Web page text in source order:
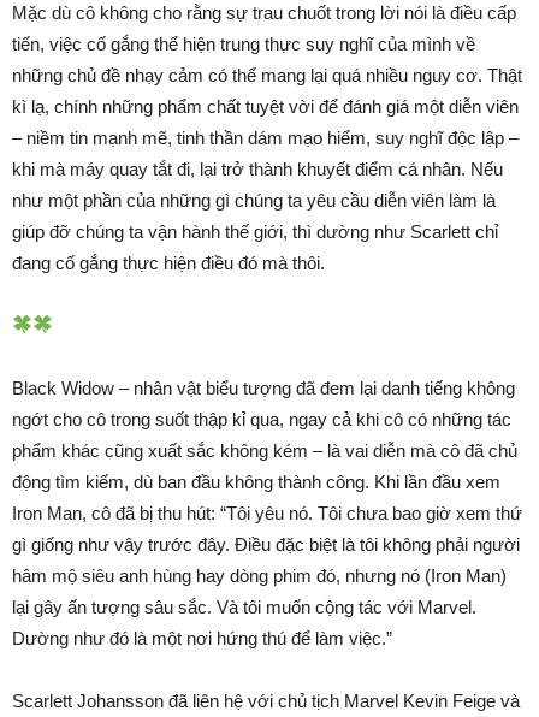
Mặc dù cô không cho rằng sự trau chuốt trong lời nói là điều cấp
tiến, việc cố gắng thể hiện trung thực suy nghĩ của mình về
những chủ đề nhạy cảm có thể mang lại quá nhiều nguy cơ. Thật
kì lạ, chính những phẩm chất tuyệt vời để đánh giá một diễn viên
– niềm tin mạnh mẽ, tinh thần dám mạo hiểm, suy nghĩ độc lập –
khi mà máy quay tắt đi, lại trở thành khuyết điểm cá nhân. Nếu
như một phần của những gì chúng ta yêu cầu diễn viên làm là
giúp đỡ chúng ta vận hành thế giới, thì dường như Scarlett chỉ
đang cố gắng thực hiện điều đó mà thôi.
Black Widow – nhân vật biểu tượng đã đem lại danh tiếng không
ngớt cho cô trong suốt thập kỉ qua, ngay cả khi cô có những tác
phẩm khác cũng xuất sắc không kém – là vai diễn mà cô đã chủ
động tìm kiếm, dù ban đầu không thành công. Khi lần đầu xem
Iron Man, cô đã bị thu hút: “Tôi yêu nó. Tôi chưa bao giờ xem thứ
gì giống như vậy trước đây. Điều đặc biệt là tôi không phải người
hâm mộ siêu anh hùng hay dòng phim đó, nhưng nó (Iron Man)
lại gây ấn tượng sâu sắc. Và tôi muốn cộng tác với Marvel.
Dường như đó là một nơi hứng thú để làm việc.”
Scarlett Johansson đã liên hệ với chủ tịch Marvel Kevin Feige và